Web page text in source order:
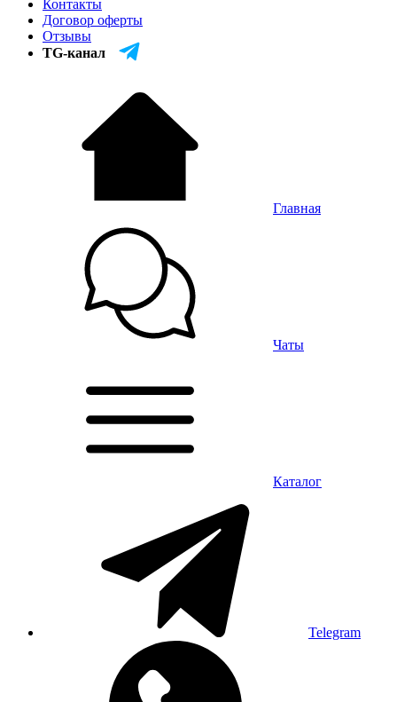
Контакты
Договор оферты
Отзывы
TG-канал
Главная
Чаты
Каталог
Telegram